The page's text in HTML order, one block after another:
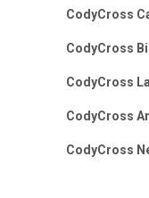
CodyCross
CodyCross
CodyCross
CodyCross
CodyCross